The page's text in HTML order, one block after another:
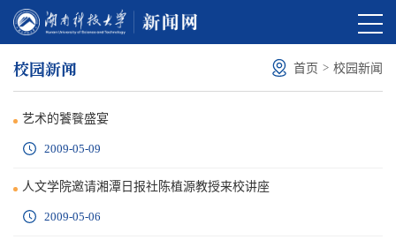
校园新闻 首页 > 校园新闻
艺术的饕餮盛宴
2009-05-09
人文学院邀请湘潭日报社陈植源教授来校讲座
2009-05-06